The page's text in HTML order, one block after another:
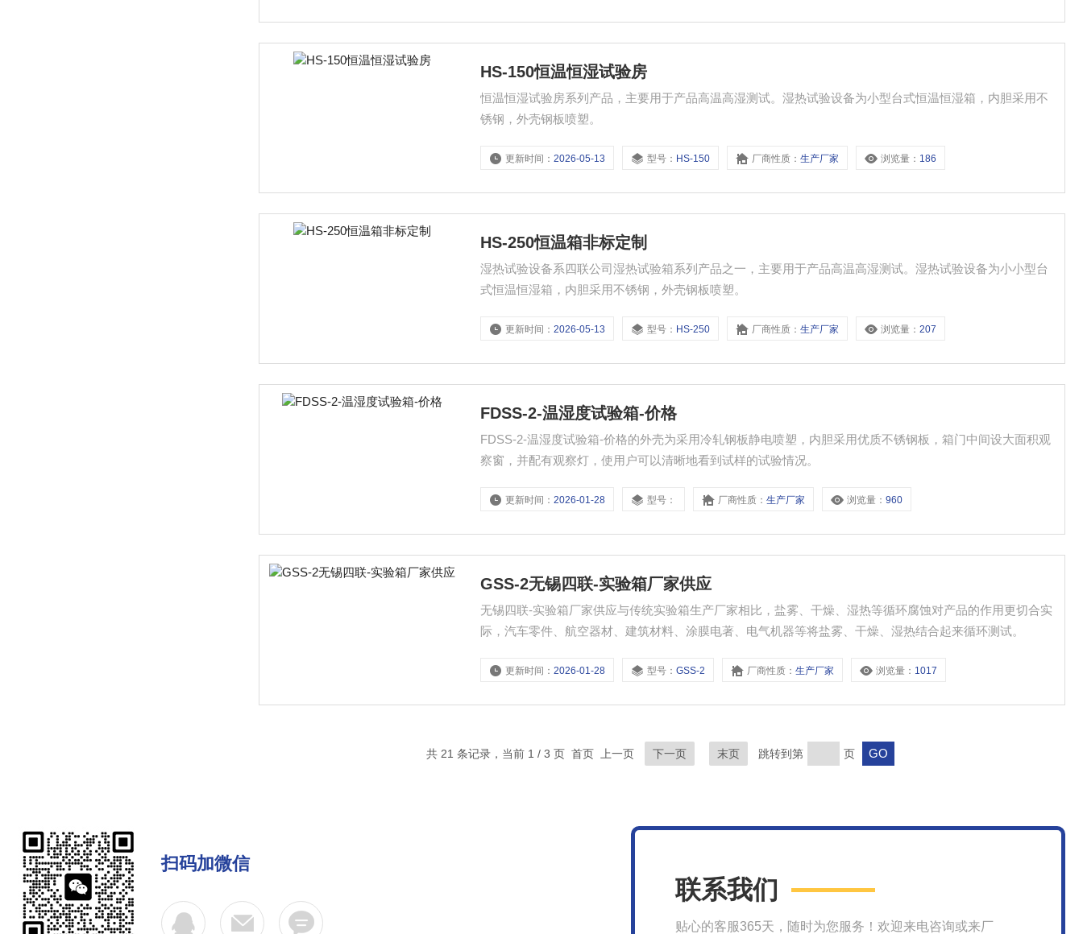
HS-150恒温恒湿试验房
恒温恒湿试验房系列产品，主要用于产品高温高湿测试。湿热试验设备为小型台式恒温恒湿箱，内胆采用不
锈钢，外壳钢板喷塑。
更新时间：2026-05-13 型号： HS-150 厂商性质：生产厂家 浏览量： 186
HS-250恒温箱非标定制
湿热试验设备系四联公司湿热试验箱系列产品之一，主要用于产品高温高湿测试。湿热试验设备为小小型台
式恒温恒湿箱，内胆采用不锈钢，外壳钢板喷塑。
更新时间：2026-05-13 型号： HS-250 厂商性质：生产厂家 浏览量：207
FDSS-2-温湿度试验箱-价格
FDSS-2-温湿度试验箱-价格的外壳为采用冷轧钢板静电喷塑，内胆采用优质不锈钢板，箱门中间设大面积观
察窗，并配有观察灯，使用户可以清晰地看到试样的试验情况。
更新时间：2026-01-28 型号： 厂商性质：生产厂家 浏览量：960
GSS-2无锡四联-实验箱厂家供应
无锡四联-实验箱厂家供应与传统实验箱生产厂家相比，盐雾、干燥、湿热等循环腐蚀对产品的作用更切合实
际，汽车零件、航空器材、建筑材料、涂膜电著、电气机器等将盐雾、干燥、湿热结合起来循环测试。
更新时间：2026-01-28 型号：GSS-2 厂商性质：生产厂家 浏览量： 1017
共 21 条记录，当前 1 / 3 页 首页 上一页 下一页 末页 跳转到第 页
扫码加微信
联系我们
贴心的客服365天，随时为您服务！欢迎来电咨询或来厂